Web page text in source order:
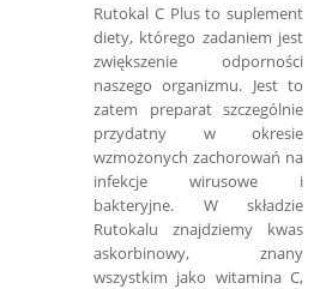
Rutokal C Plus to suplement
diety, którego zadaniem jest
zwiększenie odporności
naszego organizmu. Jest to
zatem preparat szczególnie
przydatny w okresie
wzmożonych zachorowań na
infekcje wirusowe i
bakteryjne. W składzie
Rutokalu znajdziemy kwas
askorbinowy, znany
wszystkim jako witamina C,